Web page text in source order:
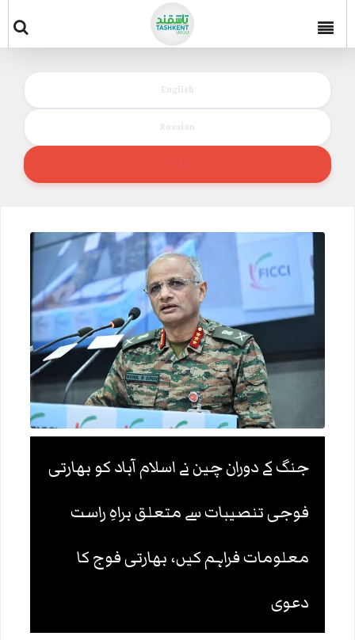
جنگ کے دوران چین نے اسلام آباد کو بھارتی
فوجی تنصیبات سے متعلق براہِ راست
معلومات فراہم کیں، بھارتی فوج کا
دعوی